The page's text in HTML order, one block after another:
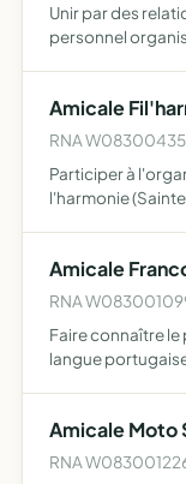
Unir par des
personnel
Amicale
RNA
Participer à
l'harmonie
Amicale
RNA
Faire connaître le
langue
Amicale Moto
RNA